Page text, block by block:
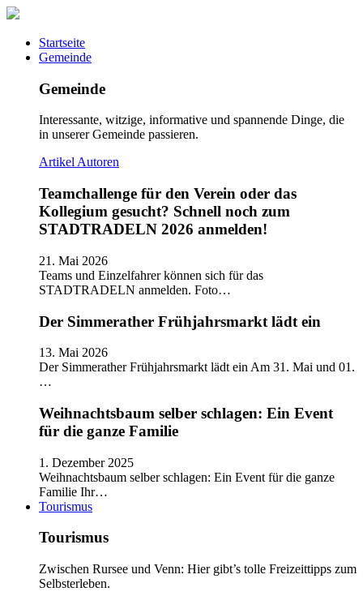
Startseite
Gemeinde
Gemeinde
Interessante, witzige, informative und spannende Dinge, die
in unserer Gemeinde passieren.
ArtikelAutoren
Teamchallenge für den Verein oder das
Kollegium gesucht? Schnell noch zum
STADTRADELN 2026 anmelden!
21. Mai 2026
Teams und Einzelfahrer können sich für das
STADTRADELN anmelden. Foto…
Der Simmerather Frühjahrsmarkt lädt ein
13. Mai 2026
Der Simmerather Frühjahrsmarkt lädt ein Am 31. Mai und 01.
…
Weihnachtsbaum selber schlagen: Ein Event
für die ganze Familie
1. Dezember 2025
Weihnachtsbaum selber schlagen: Ein Event für die ganze
Familie Ihr…
Tourismus
Tourismus
Zwischen Rursee und Venn: Hier gibt’s tolle Freizeittipps zum
Selbsterleben.